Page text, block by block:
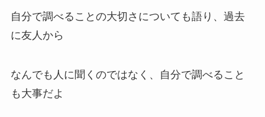
自分で調べることの大切さについても語り、過去
に友人から
なんでも人に聞くのではなく、
自分で調べること
も大事だよ